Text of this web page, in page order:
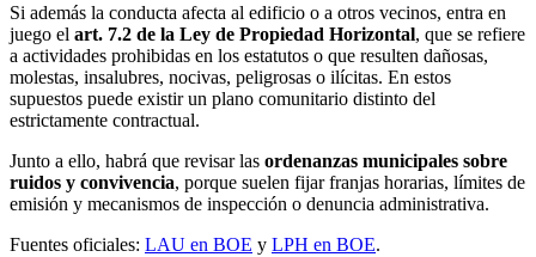
Si además la conducta afecta al edificio o a otros vecinos, entra en
juego el art. 7.2 de la Ley de Propiedad Horizontal, que se refiere
a actividades prohibidas en los estatutos o que resulten dañosas,
molestas, insalubres, nocivas, peligrosas o ilícitas. En estos
supuestos puede existir un plano comunitario distinto del
estrictamente contractual.
Junto a ello, habrá que revisar las ordenanzas municipales sobre
ruidos y convivencia, porque suelen fijar franjas horarias, límites de
emisión y mecanismos de inspección o denuncia administrativa.
Fuentes oficiales: LAU en BOE y LPH en BOE.